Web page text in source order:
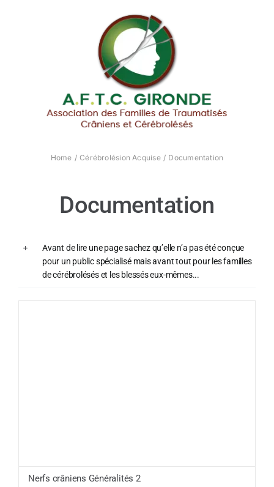
Home Cérébrolésion Acquise Documentation
Documentation
Avant de lire une page sachez qu’elle n’a pas été conçue
pour un public spécialisé mais avant tout pour les familles
de cérébrolésés et les blessés eux-mêmes...
Nerfs crâniens Généralités 2